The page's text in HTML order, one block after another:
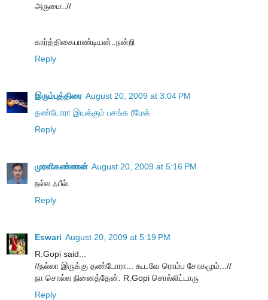
அருமை..//
கார்த்திகைபாண்டியன்..நன்றி
Reply
இரும்புத்திரை August 20, 2009 at 3:04 PM
தண்டோரா இயக்கும் பசங்க ரீமேக்
Reply
முரளிகண்ணன் August 20, 2009 at 5:16 PM
நல்ல ஃபீல்.
Reply
Eswari August 20, 2009 at 5:19 PM
R.Gopi said...
//ந‌ல்லா இருக்கு த‌ண்டோரா... கூட‌வே ரொம்ப‌ சோகமும்...//
நா சொல்ல நினைத்தேன். R.Gopi சொல்லிட்டாரு
Reply